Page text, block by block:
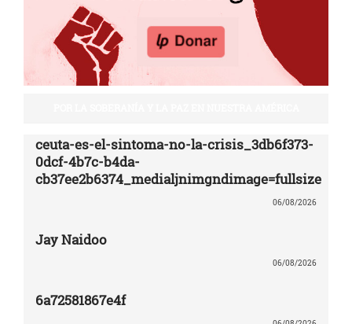
ceuta-es-el-sintoma-no-la-crisis_3db6f373-
0dcf-4b7c-b4da-
cb37ee2b6374_medialjnimgndimage=fullsize
06/08/2026
Jay Naidoo
06/08/2026
6a72581867e4f